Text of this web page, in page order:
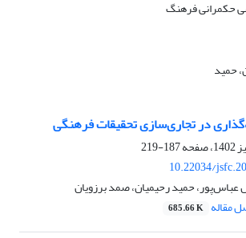
حمید
در تجاری‌سازی تحقیقات فرهنگی
187-219
10.22034/
حمید رحیمیان، صمد برزویان
مقاله 685.66 K